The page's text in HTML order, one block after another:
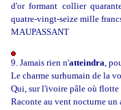
d'or formant collier
quatre-vingt-seize mille
MAUPASSANT
9. Jamais rien n'atteindra,
Le charme surhumain de la
Qui, sur l'ivoire pâle où flotte
Raconte au vent nocturne un